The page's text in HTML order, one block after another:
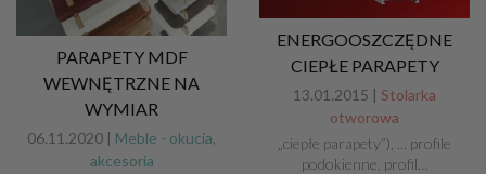
PARAPETY MDF
WEWNĘTRZNE NA
WYMIAR
06.11.2020 | Meble - okucia,
akcesoria
ENERGOOSZCZĘDNE
CIEPŁE PARAPETY
13.01.2015 | Stolarka
otworowa
„ciepłe parapety”), ... profile
podokienne, profil…